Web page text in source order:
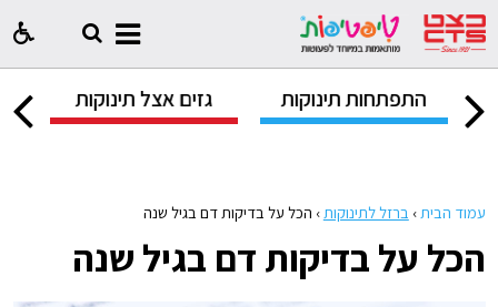
התפתחות תינוקות גזים אצל תינוקות
עמוד הבית› ברזל לתינוקות› הכל על בדיקות דם בגיל שנה
הכל על בדיקות דם בגיל שנה